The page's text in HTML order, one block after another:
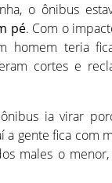
o ônibus
pé. Com o
homem teria
cortes e
ia virar
a gente fica com
males o